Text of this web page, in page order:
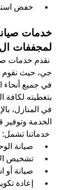
خفض
خدمات
لمجففات
نقدم خدمات
جي، حيث نقوم
في جميع أنحاء
بتغطيته
في المنازل،
الخدمة وتوفير
خدماتنا تشمل:
صيانة
تشخيص
صيانة أو
إعادة